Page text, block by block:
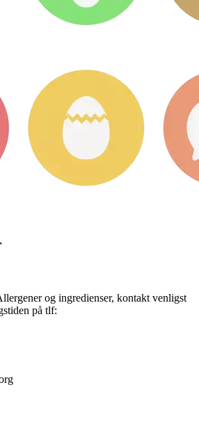
og ingredienser, kontakt venligst
på tlf: